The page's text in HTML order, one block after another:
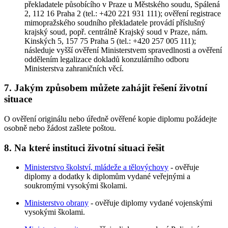
překladatele působícího v Praze u Městského soudu, Spálená
2, 112 16 Praha 2 (tel.: +420 221 931 111); ověření registrace
mimopražského soudního překladatele provádí příslušný
krajský soud, popř. centrálně Krajský soud v Praze, nám.
Kinských 5, 157 75 Praha 5 (tel.: +420 257 005 111);
následuje vyšší ověření Ministerstvem spravedlnosti a ověření
oddělením legalizace dokladů konzulárního odboru
Ministerstva zahraničních věcí.
7. Jakým způsobem můžete zahájit řešení životní
situace
O ověření originálu nebo úředně ověřené kopie diplomu požádejte
osobně nebo žádost zašlete poštou.
8. Na které instituci životní situaci řešit
Ministerstvo školství, mládeže a tělovýchovy - ověřuje
diplomy a dodatky k diplomům vydané veřejnými a
soukromými vysokými školami.
Ministerstvo obrany - ověřuje diplomy vydané vojenskými
vysokými školami.